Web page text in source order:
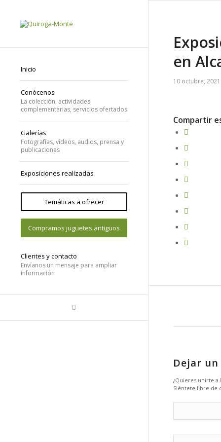
Inicio
Conócenos
La colección, actividades
complementarias, servicios ofertados
Galerías
Fotografías, vídeos, audios, prensa y
publicaciones
Exposiciones realizadas
Temáticas a ofrecer
Compramos juguetes antiguos
Clientes y contacto
Envíanos un mensaje para ampliar
información
en
10 octubre, 2021
Compartir
Dejar
¿Quieres unirte a
Siéntete libre de